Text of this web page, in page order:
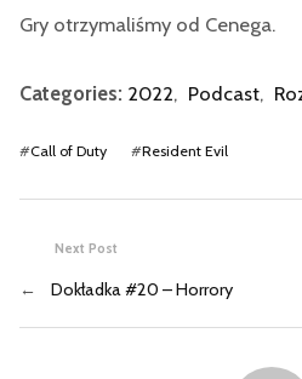
Gry otrzymaliśmy od Cenega.
Categories: 2022, Podcast,
#Call of Duty #Resident Evil
Next Post
← Dokładka #20 – Horrory